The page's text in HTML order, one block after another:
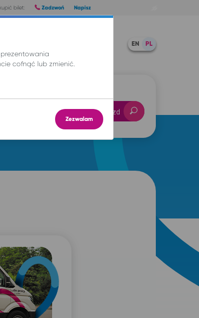
bilet: Zadzwoń Napisz
EN PL
Znajdź przejazd
cofnąć lub zmienić.
Zezwalam